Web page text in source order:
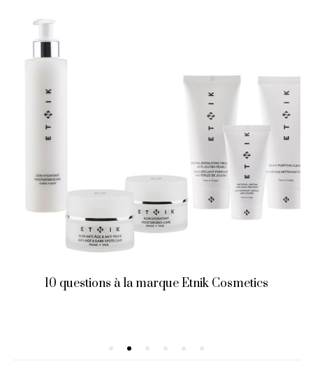
10 questions à la marque Etnik Cosmetics